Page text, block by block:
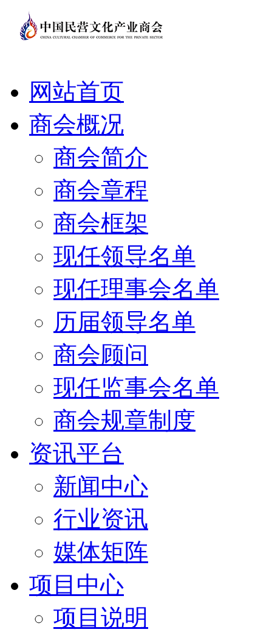
网站首页
商会概况
商会简介
商会章程
商会框架
现任领导名单
现任理事会名单
历届领导名单
商会顾问
现任监事会名单
商会规章制度
资讯平台
新闻中心
行业资讯
媒体矩阵
项目中心
项目说明